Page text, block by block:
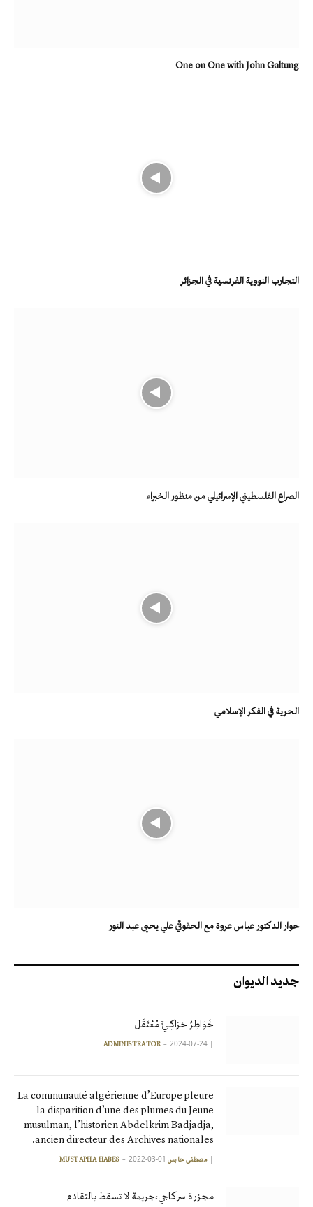
One on One with John Galtung
التجارب النووية الفرنسية في الجزائر
الصراع الفلسطيني الإسرائيلي من منظور الخبراء
الحرية في الفكر الإسلامي
حوار الدكتور عباس عروة مع الحقوقي علي يحيى عبد النور
جديد الديوان
خَوَاطِرُ حَرَاكِـيٍّ مُعْتَقَل
|
ADMINISTRATOR 2024-07-24
La communauté algérienne d’Europe pleure
la disparition d’une des plumes du Jeune
musulman, l’historien Abdelkrim Badjadja,
ancien directeur des Archives nationales.
| مصطفى حابس MUSTAPHA HABES 2022-03-01
مجزرة سركاجي،جريمة لا تسقط بالتقادم